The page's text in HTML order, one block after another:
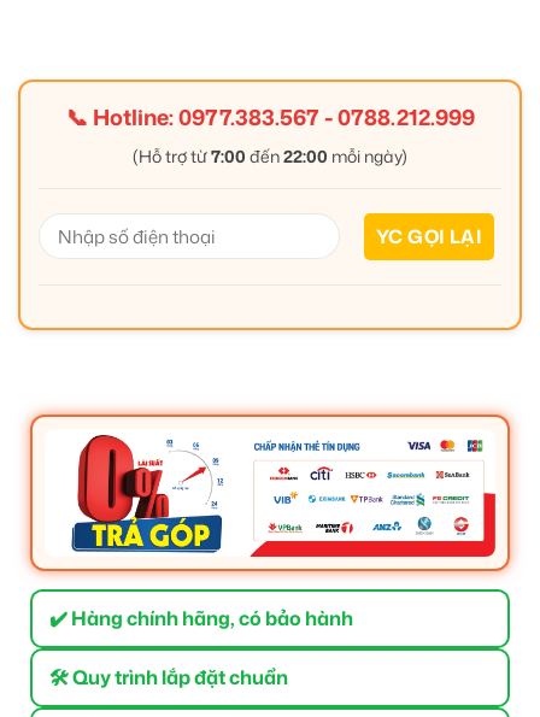
📞 Hotline:0977.383.567-0788.212.999
(Hỗ trợ từ7:00 đến22:00 mỗi ngày)
✔️ Hàng chính hãng, có bảo hành
🛠 Quy trình lắp đặt chuẩn